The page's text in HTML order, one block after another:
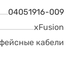
04051916-009
xFusion
кабели